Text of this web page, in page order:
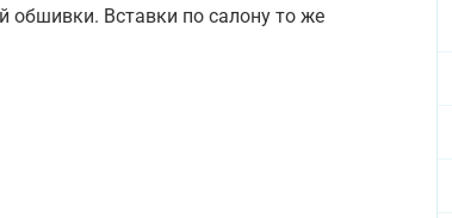
обшивки. Вставки по салону то же